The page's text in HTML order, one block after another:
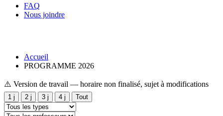
FAQ
Nous joindre
Accueil
PROGRAMME 2026
⚠️ Version de travail — horaire non finalisé, sujet à modifications
1 j 2 j 3 j 4 j Tout